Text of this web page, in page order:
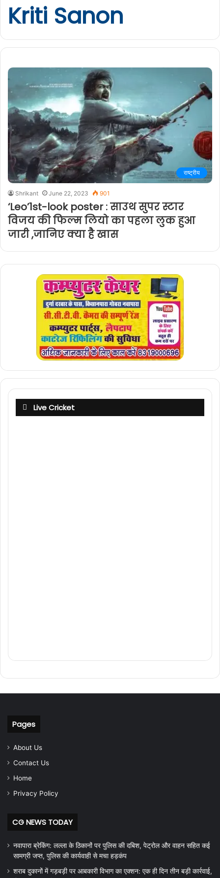
Kriti Sanon
राष्ट्रीय
Shrikant June 22, 2023 901
‘Leo’1st-look poster : साउथ सुपर स्टार
विजय की फिल्म लियो का पहला लुक हुआ
जारी ,जानिए क्या है खास
Live Cricket
Pages
About Us
Contact Us
Home
Privacy Policy
CG NEWS TODAY
नवापारा ब्रेकिंग: लल्ला के ठिकानों पर पुलिस की दबिश, पेट्रोल और वाहन सहित कई
सामग्री जप्त, पुलिस की कार्यवाही से मचा हड़कंप
शराब दुकानों में गड़बड़ी पर आबकारी विभाग का एक्शन: एक ही दिन तीन बड़ी कार्रवाई,